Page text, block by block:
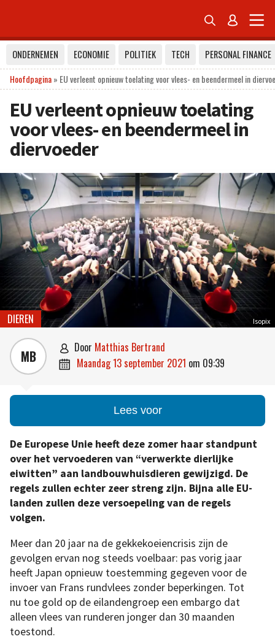
 
ONDERNEMEN ECONOMIE POLITIEK TECH
PERSONAL FINANCE
Hoofdpagina» EU verleent opnieuw toelating voor vlees- en beendermeel in
EU verleent opnieuw toelating
voor vlees- en beendermeel in
diervoeder
Isopix
DIEREN
MB  door Matthias Bertrand
 maandag 13 september 2021 om 09:39
Lees voor
De Europese Unie heeft deze zomer haar standpunt
over het vervoederen van “verwerkte dierlijke
eiwitten” aan landbouwhuisdieren gewijzigd. De
regels zullen echter zeer streng zijn. Bijna alle EU-
landen zullen deze versoepeling van de regels
volgen.
Meer dan 20 jaar na de gekkekoeiencrisis zijn de
gevolgen ervan nog steeds voelbaar: pas vorig jaar
heeft Japan opnieuw toestemming gegeven voor de
invoer van Frans rundvlees zonder beperkingen. Tot
nu toe gold op de eilandengroep een embargo dat
alleen vlees van runderen jonger dan 30 maanden
toestond.